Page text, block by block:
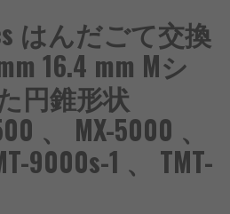
はんだごて交換
16.4 mm Mシ
円錐形状
、 MX-5000 、
9000s-1 、 TMT-